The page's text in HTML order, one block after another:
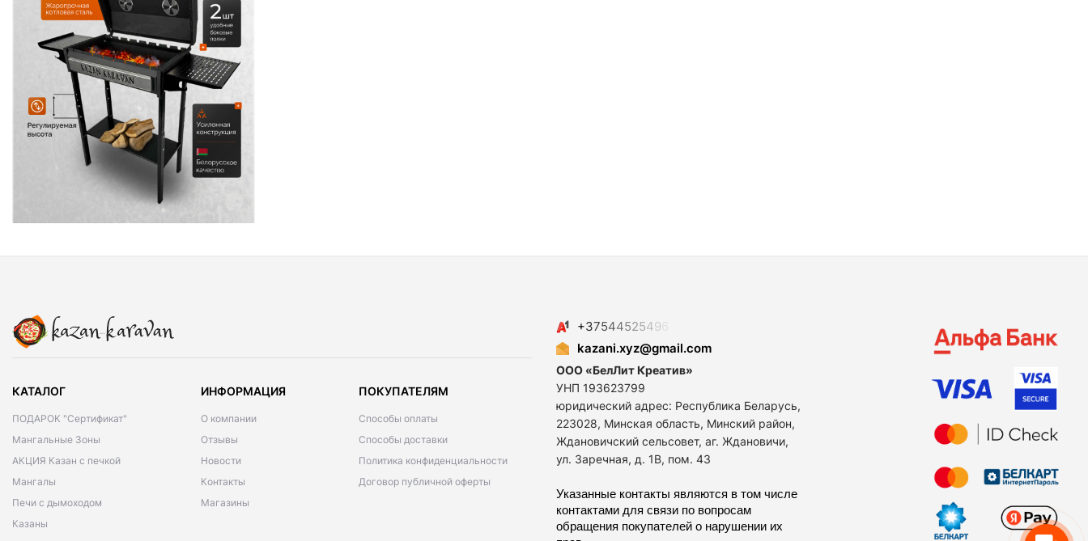
КАТАЛОГ
ПОДАРОК "Сертификат"
Мангальные Зоны
АКЦИЯ Казан с печкой
Мангалы
Печи с дымоходом
Казаны
ИНФОРМАЦИЯ
О компании
Отзывы
Новости
Контакты
Магазины
ПОКУПАТЕЛЯМ
Способы оплаты
Способы доставки
Политика конфиденциальности
Договор публичной оферты
+3754452549
kazani.xyz@gmail.com
ООО «БелЛит Креатив»
УНП 193623799
юридический адрес: Республика Беларусь,
223028, Минская область, Минский район,
Ждановичский сельсовет, аг. Ждановичи,
ул. Заречная, д. 1В, пом. 43
Указанные контакты являются в том числе
контактами для связи по вопросам
обращения покупателей о нарушении их